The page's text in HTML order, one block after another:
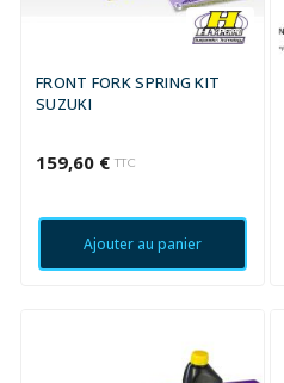
FRONT FORK SPRING KIT
SUZUKI
159,60 € TTC
Ajouter au panier